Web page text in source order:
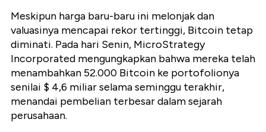
Meskipun harga baru-baru ini melonjak dan
valuasinya mencapai rekor tertinggi, Bitcoin tetap
diminati. Pada hari Senin, MicroStrategy
Incorporated mengungkapkan bahwa mereka telah
menambahkan 52.000 Bitcoin ke portofolionya
senilai $ 4,6 miliar selama seminggu terakhir,
menandai pembelian terbesar dalam sejarah
perusahaan.